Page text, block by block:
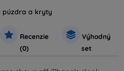
púzdra a kryty
Recenzie
(0)
Výhodný
set